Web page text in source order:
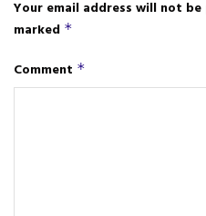
Your email address will not be
marked *
Comment *